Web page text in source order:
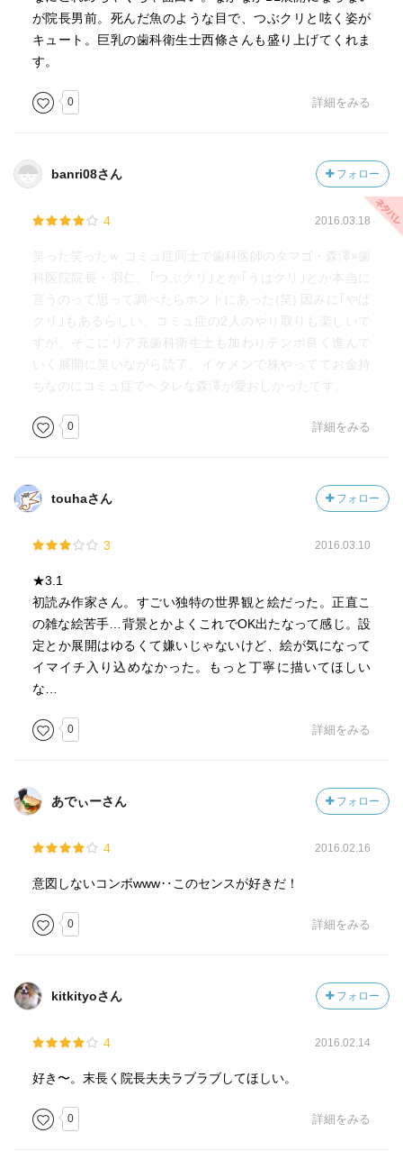
が院長男前。死んだ魚のような目で、つぶクリと呟く姿が
キュート。巨乳の歯科衛生士西條さんも盛り上げてくれま
す。
0 詳細をみる
banri08さん フォロー
4 2016.03.18
笑った笑ったｗ コミュ症同士で歯科医師のタマゴ・森澤×歯
科医院院長・羽仁。｢つぶクリ｣とか｢うはクリ｣とか本当に
言うのって思って調べたらホントにあった(笑) 因みに｢やば
クリ｣もあるらしい。コミュ症の2人のやり取りも楽しいで
すが、そこにリア充歯科衛生士も加わりテンポ良く進んで
いく展開に笑いながら読了。イケメンで株やっててお金持
ちなのにコミュ症でヘタレな森澤が愛おしかったです。
0 詳細をみる
touhaさん フォロー
3 2016.03.10
★3.1
初読み作家さん。すごい独特の世界観と絵だった。正直こ
の雑な絵苦手…背景とかよくこれでOK出たなって感じ。設
定とか展開はゆるくて嫌いじゃないけど、絵が気になって
イマイチ入り込めなかった。もっと丁寧に描いてほしい
な…
0 詳細をみる
あでぃーさん フォロー
4 2016.02.16
意図しないコンボwww‥このセンスが好きだ！
0 詳細をみる
kitkityoさん フォロー
4 2016.02.14
好き〜。末長く院長夫夫ラブラブしてほしい。
0 詳細をみる